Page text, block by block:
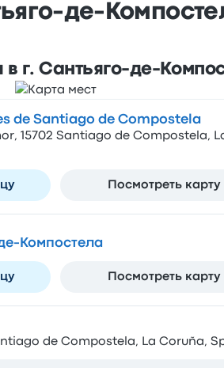
де-
в г. Сантьяго-де-
de Santiago de Compostela
15702 Santiago de Compostela,
Посмотреть карту
Компостела
Посмотреть карту
de Compostela, La Coruña,